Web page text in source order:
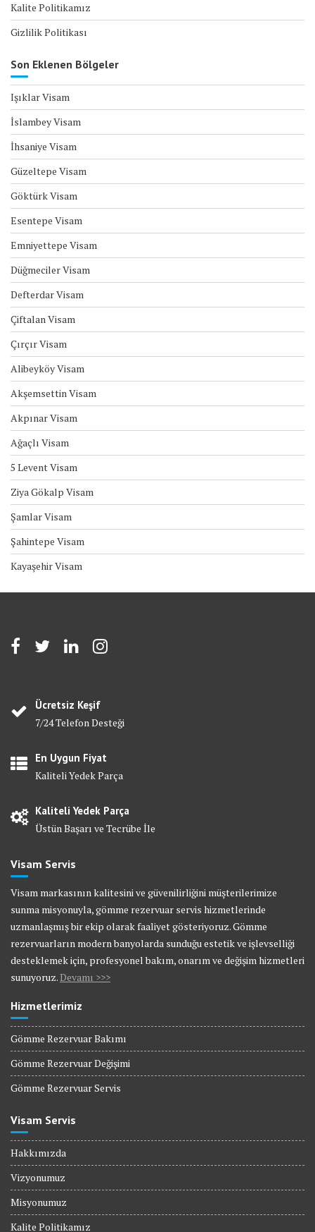
Kalite Politikamız
Gizlilik Politikası
Son Eklenen Bölgeler
Işıklar Visam
İslambey Visam
İhsaniye Visam
Güzeltepe Visam
Göktürk Visam
Esentepe Visam
Emniyettepe Visam
Düğmeciler Visam
Defterdar Visam
Çiftalan Visam
Çırçır Visam
Alibeyköy Visam
Akşemsettin Visam
Akpınar Visam
Ağaçlı Visam
5 Levent Visam
Ziya Gökalp Visam
Şamlar Visam
Şahintepe Visam
Kayaşehir Visam
Ücretsiz Keşif
7/24 Telefon Desteği
En Uygun Fiyat
Kaliteli Yedek Parça
Kaliteli Yedek Parça
Üstün Başarı ve Tecrübe İle
Visam Servis
Visam markasının kalitesini ve güvenilirliğini müşterilerimize
sunma misyonuyla, gömme rezervuar servis hizmetlerinde
uzmanlaşmış bir ekip olarak faaliyet gösteriyoruz. Gömme
rezervuarların modern banyolarda sunduğu estetik ve işlevselliği
desteklemek için, profesyonel bakım, onarım ve değişim hizmetleri
sunuyoruz.Devamı >>>
Hizmetlerimiz
Gömme Rezervuar Bakımı
Gömme Rezervuar Değişimi
Gömme Rezervuar Servis
Visam Servis
Hakkımızda
Vizyonumuz
Misyonumuz
Kalite Politikamız